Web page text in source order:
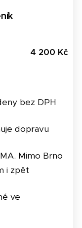
4 200 Kč
bez DPH
dopravu
Mimo Brno
i zpět
ve